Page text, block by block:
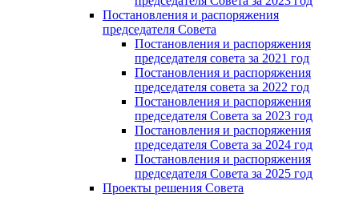
Постановления и распоряжения
председателя Cовета
Постановления и распоряжения
председателя совета за 2021 год
Постановления и распоряжения
председателя совета за 2022 год
Постановления и распоряжения
председателя Cовета за 2023 год
Постановления и распоряжения
председателя Cовета за 2024 год
Постановления и распоряжения
председателя Cовета за 2025 год
Проекты решения Cовета